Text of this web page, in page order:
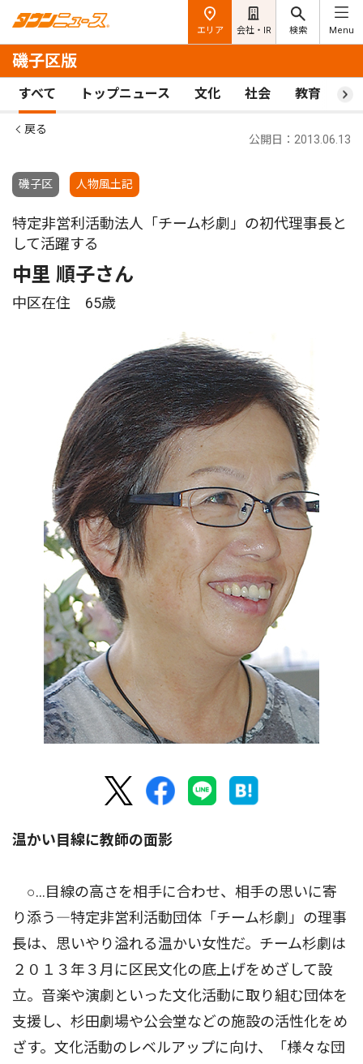
エリア 会社・IR 検索 Menu
磯子区版
すべて トップニュース 文化 社会 教育 ス
戻る
磯子区 人物風土記
公開日：2013.06.13
特定非営利活動法人「チーム杉劇」の初代理事長と
して活躍する
中里 順子さん
中区在住 65歳
温かい目線に教師の面影
○…目線の高さを相手に合わせ、相手の思いに寄
り添う―特定非営利活動団体「チーム杉劇」の理事
長は、思いやり溢れる温かい女性だ。チーム杉劇は
２０１３年３月に区民文化の底上げをめざして設
立。音楽や演劇といった文化活動に取り組む団体を
支援し、杉田劇場や公会堂などの施設の活性化をめ
ざす。文化活動のレベルアップに向け、「様々な団